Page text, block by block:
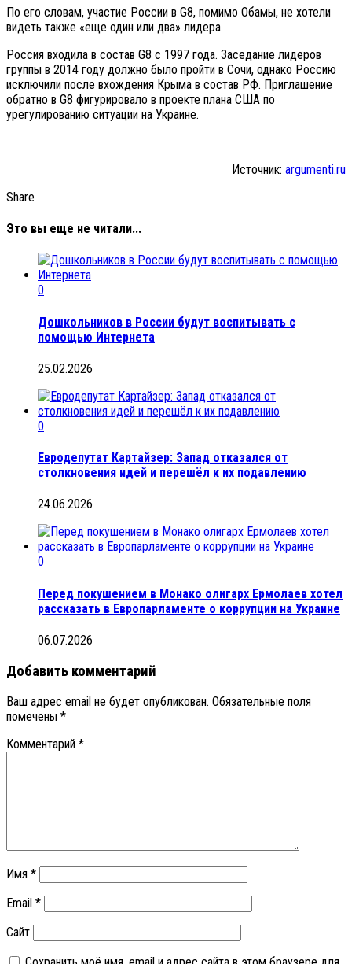
По его словам, участие России в G8, помимо Обамы, не хотели
видеть также «еще один или два» лидера.
Россия входила в состав G8 с 1997 года. Заседание лидеров
группы в 2014 году должно было пройти в Сочи, однако Россию
исключили после вхождения Крыма в состав РФ. Приглашение
обратно в G8 фигурировало в проекте плана США по
урегулированию ситуации на Украине.
Источник: argumenti.ru
Share
Это вы еще не читали...
0
Дошкольников в России будут воспитывать с
помощью Интернета
25.02.2026
0
Евродепутат Картайзер: Запад отказался от
столкновения идей и перешёл к их подавлению
24.06.2026
0
Перед покушением в Монако олигарх Ермолаев хотел
рассказать в Европарламенте о коррупции на Украине
06.07.2026
Добавить комментарий
Ваш адрес email не будет опубликован. Обязательные поля
помечены *
Комментарий *
Имя *
Email *
Сайт